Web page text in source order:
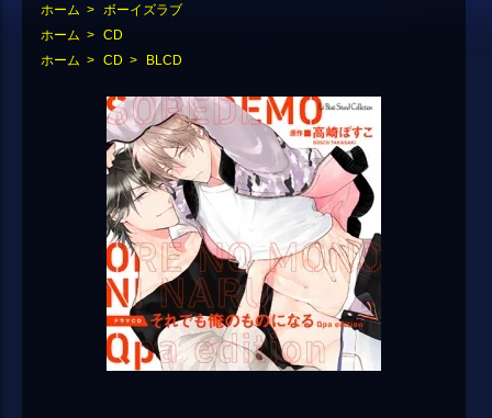
ホーム > ボーイズラブ
ホーム > CD
ホーム > CD > BLCD